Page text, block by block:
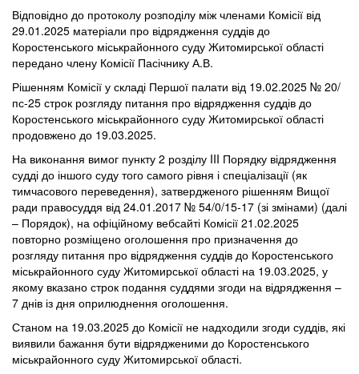
Відповідно до протоколу розподілу між членами Комісії від
29.01.2025 матеріали про відрядження суддів до
Коростенського міськрайонного суду Житомирської області
передано члену Комісії Пасічнику А.В.
Рішенням Комісії у складі Першої палати від 19.02.2025 № 20/
пс-25 строк розгляду питання про відрядження суддів до
Коростенського міськрайонного суду Житомирської області
продовжено до 19.03.2025.
На виконання вимог пункту 2 розділу III Порядку відрядження
судді до іншого суду того самого рівня і спеціалізації (як
тимчасового переведення), затвердженого рішенням Вищої
ради правосуддя від 24.01.2017 № 54/0/15-17 (зі змінами) (далі
– Порядок), на офіційному вебсайті Комісії 21.02.2025
повторно розміщено оголошення про призначення до
розгляду питання про відрядження суддів до Коростенського
міськрайонного суду Житомирської області на 19.03.2025, у
якому вказано строк подання суддями згоди на відрядження –
7 днів із дня оприлюднення оголошення.
Станом на 19.03.2025 до Комісії не надходили згоди суддів, які
виявили бажання бути відрядженими до Коростенського
міськрайонного суду Житомирської області.